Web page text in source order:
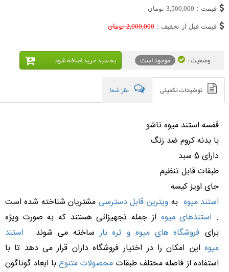
قیمت : 3,500,000 تومان
قیمت قبل از تخفیف : 2,000,000تومان
وضعیت : موجود است به سبد خريد اضافه شود
توضیحات تکمیلی نظر شما
قفسه استند میوه تاشو
با بدنه کروم ضد زنگ
دارای 5 سبد
طبقات قابل تنظیم
جای اویز کیسه
استند میوه به ویترین قابل دسترسی مشتریان شناخته شده است
. استندهای میوه از جمله تجهیزاتی هستند که به صورت ویژه
برایفروشگاه های میوه و تره بار ساخته می شوند . استند
میوه این امکان را در اختیار فروشگاه داران قرار می دهد تا با
استفاده از فاصله مختلف طبقات محصولات متنوعبا ابعاد گوناگون